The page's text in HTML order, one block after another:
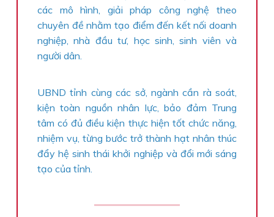
các mô hình, giải pháp công nghệ theo
chuyên đề nhằm tạo điểm đến kết nối doanh
nghiệp, nhà đầu tư, học sinh, sinh viên và
người dân.
UBND tỉnh cùng các sở, ngành cần rà soát,
kiện toàn nguồn nhân lực, bảo đảm Trung
tâm có đủ điều kiện thực hiện tốt chức năng,
nhiệm vụ, từng bước trở thành hạt nhân thúc
đẩy hệ sinh thái khởi nghiệp và đổi mới sáng
tạo của tỉnh.